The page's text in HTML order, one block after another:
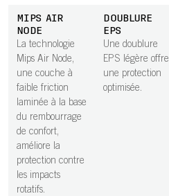
MIPS AIR
NODE
La technologie
Mips Air Node,
une couche à
faible friction
laminée à la base
du rembourrage
de confort,
améliore la
protection contre
les impacts
rotatifs.
DOUBLURE
EPS
Une doublure
EPS légère offre
une protection
optimisée.